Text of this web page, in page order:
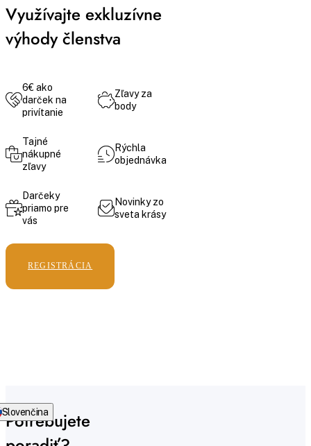
Využívajte exkluzívne
výhody členstva
6€ ako
darček na
privítanie
Zľavy za
body
Tajné
nákupné
zľavy
Rýchla
objednávka
Darčeky
priamo pre
vás
Novinky zo
sveta krásy
REGISTRÁCIA
Potrebujete
Slovenčina